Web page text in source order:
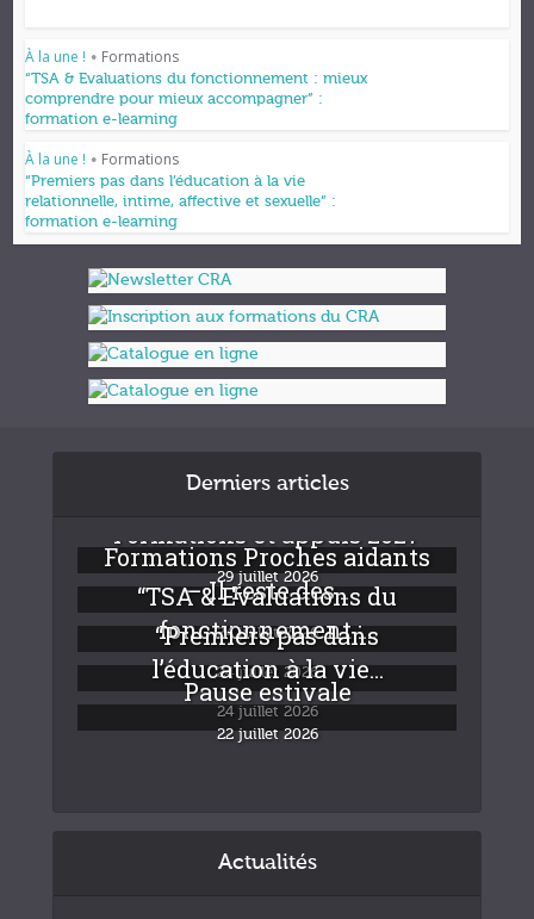
À la une ! • Formations
“TSA & Evaluations du fonctionnement : mieux
comprendre pour mieux accompagner” :
formation e-learning
À la une ! • Formations
“Premiers pas dans l’éducation à la vie
relationnelle, intime, affective et sexuelle” :
formation e-learning
Derniers articles
Formations et appuis 2027
29 juillet 2026
Formations Proches aidants
– Il reste des...
24 juillet 2026
“TSA & Evaluations du
fonctionnement :...
24 juillet 2026
“Premiers pas dans
l’éducation à la vie...
24 juillet 2026
Pause estivale
22 juillet 2026
Actualités